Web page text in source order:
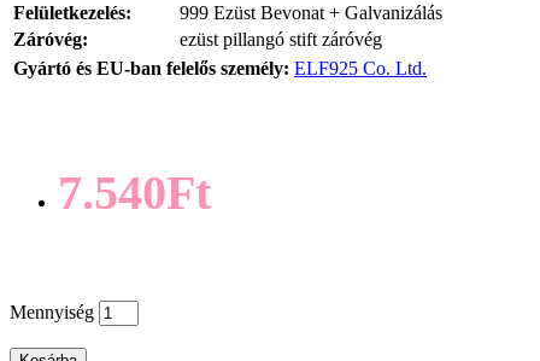
Felületkezelés:
999 Ezüst Bevonat + Galvanizálás
Záróvég:
ezüst pillangó stift záróvég
Gyártó és EU-ban felelős személy: ELF925 Co. Ltd.
7.540Ft
Mennyiség